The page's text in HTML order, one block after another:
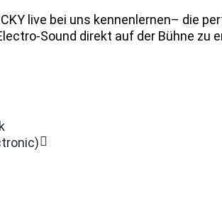
live bei uns kennenlernen– die
Sound direkt auf der Bühne zu